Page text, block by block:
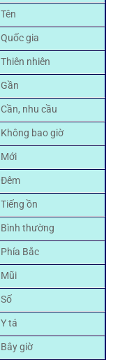
Tên
Quốc gia
Thiên nhiên
Gần
Cần, nhu cầu
Không bao giờ
Mới
Đêm
Tiếng ồn
Bình thường
Phía Bắc
Mũi
Số
Y tá
Bây giờ